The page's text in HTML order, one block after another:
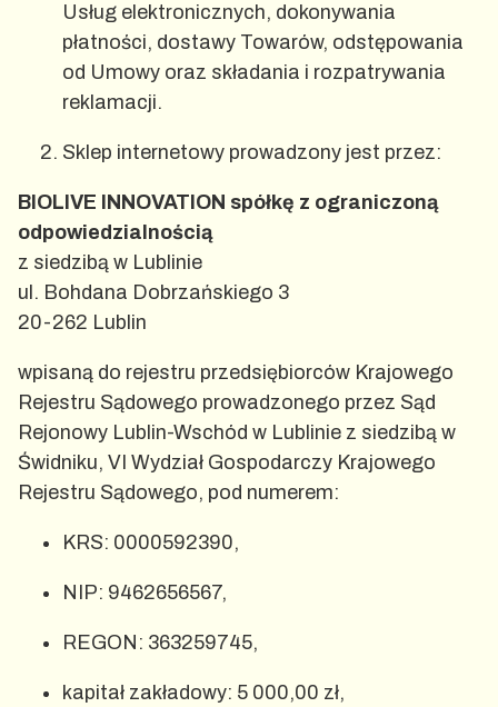
Usług elektronicznych, dokonywania
płatności, dostawy Towarów, odstępowania
od Umowy oraz składania i rozpatrywania
reklamacji.
Sklep internetowy prowadzony jest przez:
BIOLIVE INNOVATION spółkę z ograniczoną
odpowiedzialnością
z siedzibą w Lublinie
ul. Bohdana Dobrzańskiego 3
20-262 Lublin
wpisaną do rejestru przedsiębiorców Krajowego
Rejestru Sądowego prowadzonego przez Sąd
Rejonowy Lublin-Wschód w Lublinie z siedzibą w
Świdniku, VI Wydział Gospodarczy Krajowego
Rejestru Sądowego, pod numerem:
KRS: 0000592390,
NIP: 9462656567,
REGON: 363259745,
kapitał zakładowy: 5 000,00 zł,